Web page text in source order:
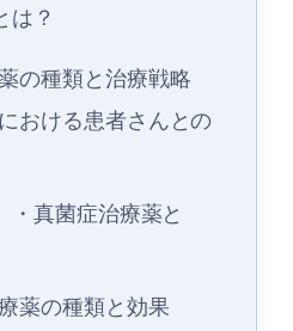
は？
の種類と治療戦略
おける患者さんとの
・真菌症治療薬と
薬の種類と効果